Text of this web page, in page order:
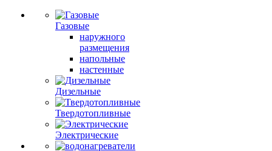
Газовые
наружного
размещения
напольные
настенные
Дизельные
Твердотопливные
Электрические